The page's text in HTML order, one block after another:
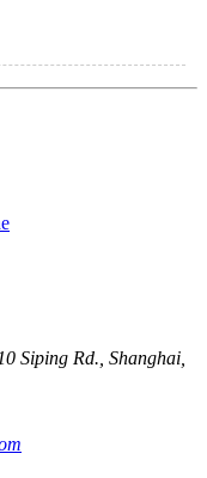
Siping Rd., Shanghai,